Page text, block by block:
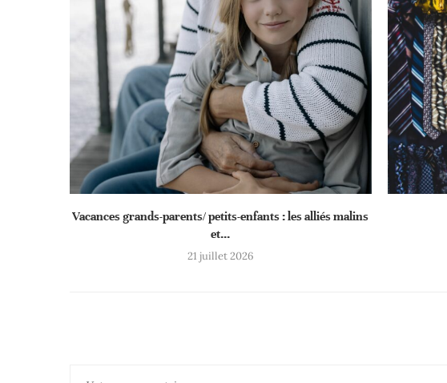
Vacances grands-parents/ petits-enfants : les alliés malins
et...
21 juillet 2026